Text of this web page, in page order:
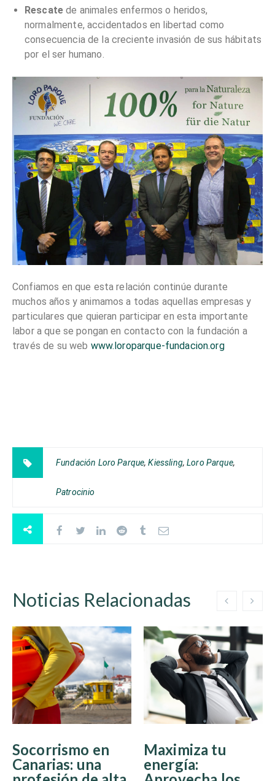
Rescate de animales enfermos o heridos,
normalmente, accidentados en libertad como
consecuencia de la creciente invasión de sus hábitats
por el ser humano.
Confiamos en que esta relación continúe durante
muchos años y animamos a todas aquellas empresas y
particulares que quieran participar en esta importante
labor a que se pongan en contacto con la fundación a
través de su web www.loroparque-fundacion.org
Fundación Loro Parque,Kiessling,Loro Parque,
Patrocinio
Noticias Relacionadas
Socorrismo en
Canarias: una
Maximiza tu
energía: